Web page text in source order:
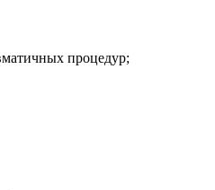
процедур;